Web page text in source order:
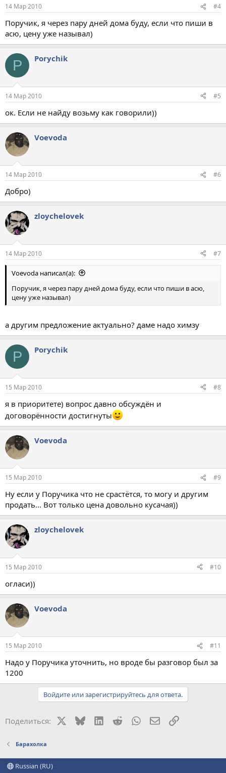
14 Мар 2010 #4
Поручик, я через пару дней дома буду, если что пиши в
асю, цену уже называл)
P Porychik
14 Мар 2010 #5
ок. Если не найду возьму как говорили))
Voevoda
14 Мар 2010 #6
Добро)
zloychelovek
14 Мар 2010 #7
Voevoda написал(а):
Поручик, я через пару дней дома буду, если что пиши в асю,
цену уже называл)
а другим предложение актуально? даме надо химзу
P Porychik
15 Мар 2010 #8
я в приоритете) вопрос давно обсуждён и
договорённости достигнуты
Voevoda
15 Мар 2010 #9
Ну если у Поручика что не срастётся, то могу и другим
продать... Вот только цена довольно кусачая))
zloychelovek
15 Мар 2010 #10
огласи))
Voevoda
15 Мар 2010 #11
Надо у Поручика уточнить, но вроде бы разговор был за
1200
Войдите или зарегистрируйтесь для ответа.
Поделиться: BlueskyLinkedIn
RedditWhatsAppЭлектронная
Ссылка
Барахолка
Russian (RU)